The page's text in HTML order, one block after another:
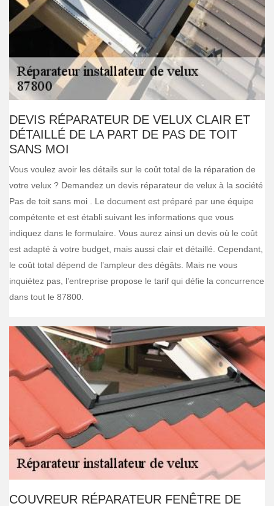
DEVIS RÉPARATEUR DE VELUX CLAIR ET
DÉTAILLÉ DE LA PART DE PAS DE TOIT
SANS MOI
Vous voulez avoir les détails sur le coût total de la réparation de
votre velux ? Demandez un devis réparateur de velux à la société
Pas de toit sans moi . Le document est préparé par une équipe
compétente et est établi suivant les informations que vous
indiquez dans le formulaire. Vous aurez ainsi un devis où le coût
est adapté à votre budget, mais aussi clair et détaillé. Cependant,
le coût total dépend de l’ampleur des dégâts. Mais ne vous
inquiétez pas, l’entreprise propose le tarif qui défie la concurrence
dans tout le 87800.
COUVREUR RÉPARATEUR FENÊTRE DE